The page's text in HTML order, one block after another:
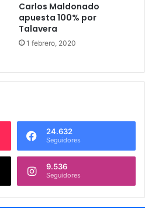
Carlos Maldonado
apuesta 100% por
Talavera
1 febrero, 2020
24.632
Seguidores
9.536
Seguidores